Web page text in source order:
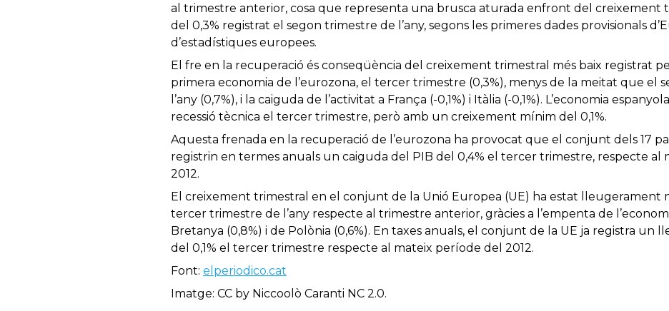
al trimestre anterior, cosa que representa una brusca aturada enfront del creixement
del 0,3% registrat el segon trimestre de l’any, segons les primeres dades provisionals
d’estadístiques europees.
El fre en la recuperació és conseqüència del creixement trimestral més baix registrat
primera economia de l’eurozona, el tercer trimestre (0,3%), menys de la meitat que el
l’any (0,7%), i la caiguda de l’activitat a França (-0,1%) i Itàlia (-0,1%). L’economia
recessió tècnica el tercer trimestre, però amb un creixement mínim del 0,1%.
Aquesta frenada en la recuperació de l’eurozona ha provocat que el conjunt dels 17
registrin en termes anuals un caiguda del PIB del 0,4% el tercer trimestre, respecte al
2012.
El creixement trimestral en el conjunt de la Unió Europea (UE) ha estat lleugerament
tercer trimestre de l’any respecte al trimestre anterior, gràcies a l’empenta de
Bretanya (0,8%) i de Polònia (0,6%). En taxes anuals, el conjunt de la UE ja registra un
del 0,1% el tercer trimestre respecte al mateix període del 2012.
Font: elperiodico.cat
Imatge: CC by Niccoolò Caranti NC 2.0.